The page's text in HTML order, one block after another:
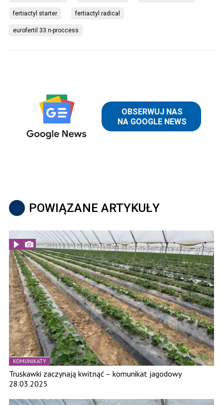
fertiactyl starter fertiactyl radical
eurofertil 33 n-proccess
POWIĄZANE ARTYKUŁY
KOMUNIKATY
Truskawki zaczynają kwitnąć – komunikat jagodowy
28.03.2025